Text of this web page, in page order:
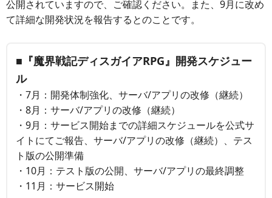
公開されていますので、ご確認ください。また、9月に改め
て詳細な開発状況を報告するとのことです。
■『魔界戦記ディスガイアRPG』開発スケジュー
ル
・7月：開発体制強化、サーバ/アプリの改修（継続）
・8月：サーバ/アプリの改修（継続）
・9月：サービス開始までの詳細スケジュールを公式サ
イトにてご報告、サーバ/アプリの改修（継続）、テス
ト版の公開準備
・10月：テスト版の公開、サーバ/アプリの最終調整
・11月：サービス開始